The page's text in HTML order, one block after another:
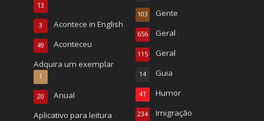
13
Acontece in English
3
Aconteceu
49
Adquira um exemplar
1
Anual
20
Aplicativo para leitura
Gente
103
Geral
656
Geral
115
Guia
14
Humor
41
Imigração
234